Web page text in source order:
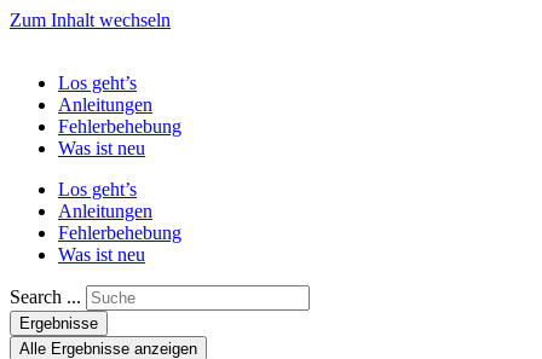
Zum Inhalt wechseln
Los geht’s
Anleitungen
Fehlerbehebung
Was ist neu
Los geht’s
Anleitungen
Fehlerbehebung
Was ist neu
Search ...
Ergebnisse
Alle Ergebnisse anzeigen